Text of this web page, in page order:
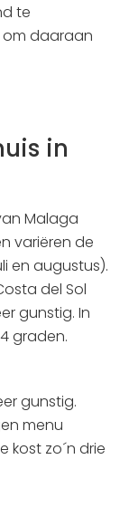
te
om daaraan
in
Malaga
variëren de
en augustus).
del Sol
gunstig. In
graden.
gunstig.
menu
kost zo´n drie